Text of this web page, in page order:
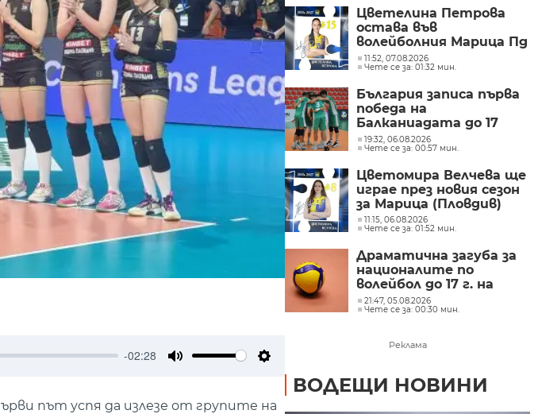
-02:28
Settings
път успя да излезе от групите на
Цветелина Петрова
остава във
волейболния Марица Пд
и през новия сезон
11:52, 07.08.2026
Чете се за: 01:32 мин.
България записа първа
победа на
Балканиадата до 17
години и се класира за
полуфиналите
19:32, 06.08.2026
Чете се за: 00:57 мин.
Цветомира Велчева ще
играе през новия сезон
за Марица (Пловдив)
11:15, 06.08.2026
Чете се за: 01:52 мин.
Драматична загуба за
националите по
волейбол до 17 г. на
балканското
21:47, 05.08.2026
Чете се за: 00:30 мин.
Реклама
ВОДЕЩИ НОВИНИ